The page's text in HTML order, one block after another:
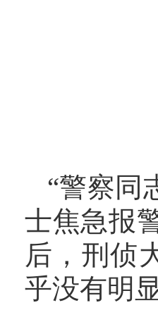
“警察同
士焦急报
后，刑侦
乎没有明